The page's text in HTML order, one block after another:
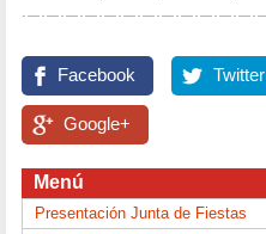
Facebook Twitter
Google+
Menú
Presentación Junta de Fiestas